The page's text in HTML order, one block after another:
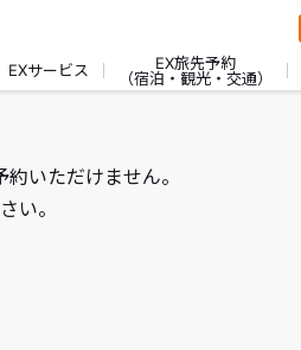
EXサービス
EX旅先予約
（宿泊・観光・交通）
いただけません。
い。